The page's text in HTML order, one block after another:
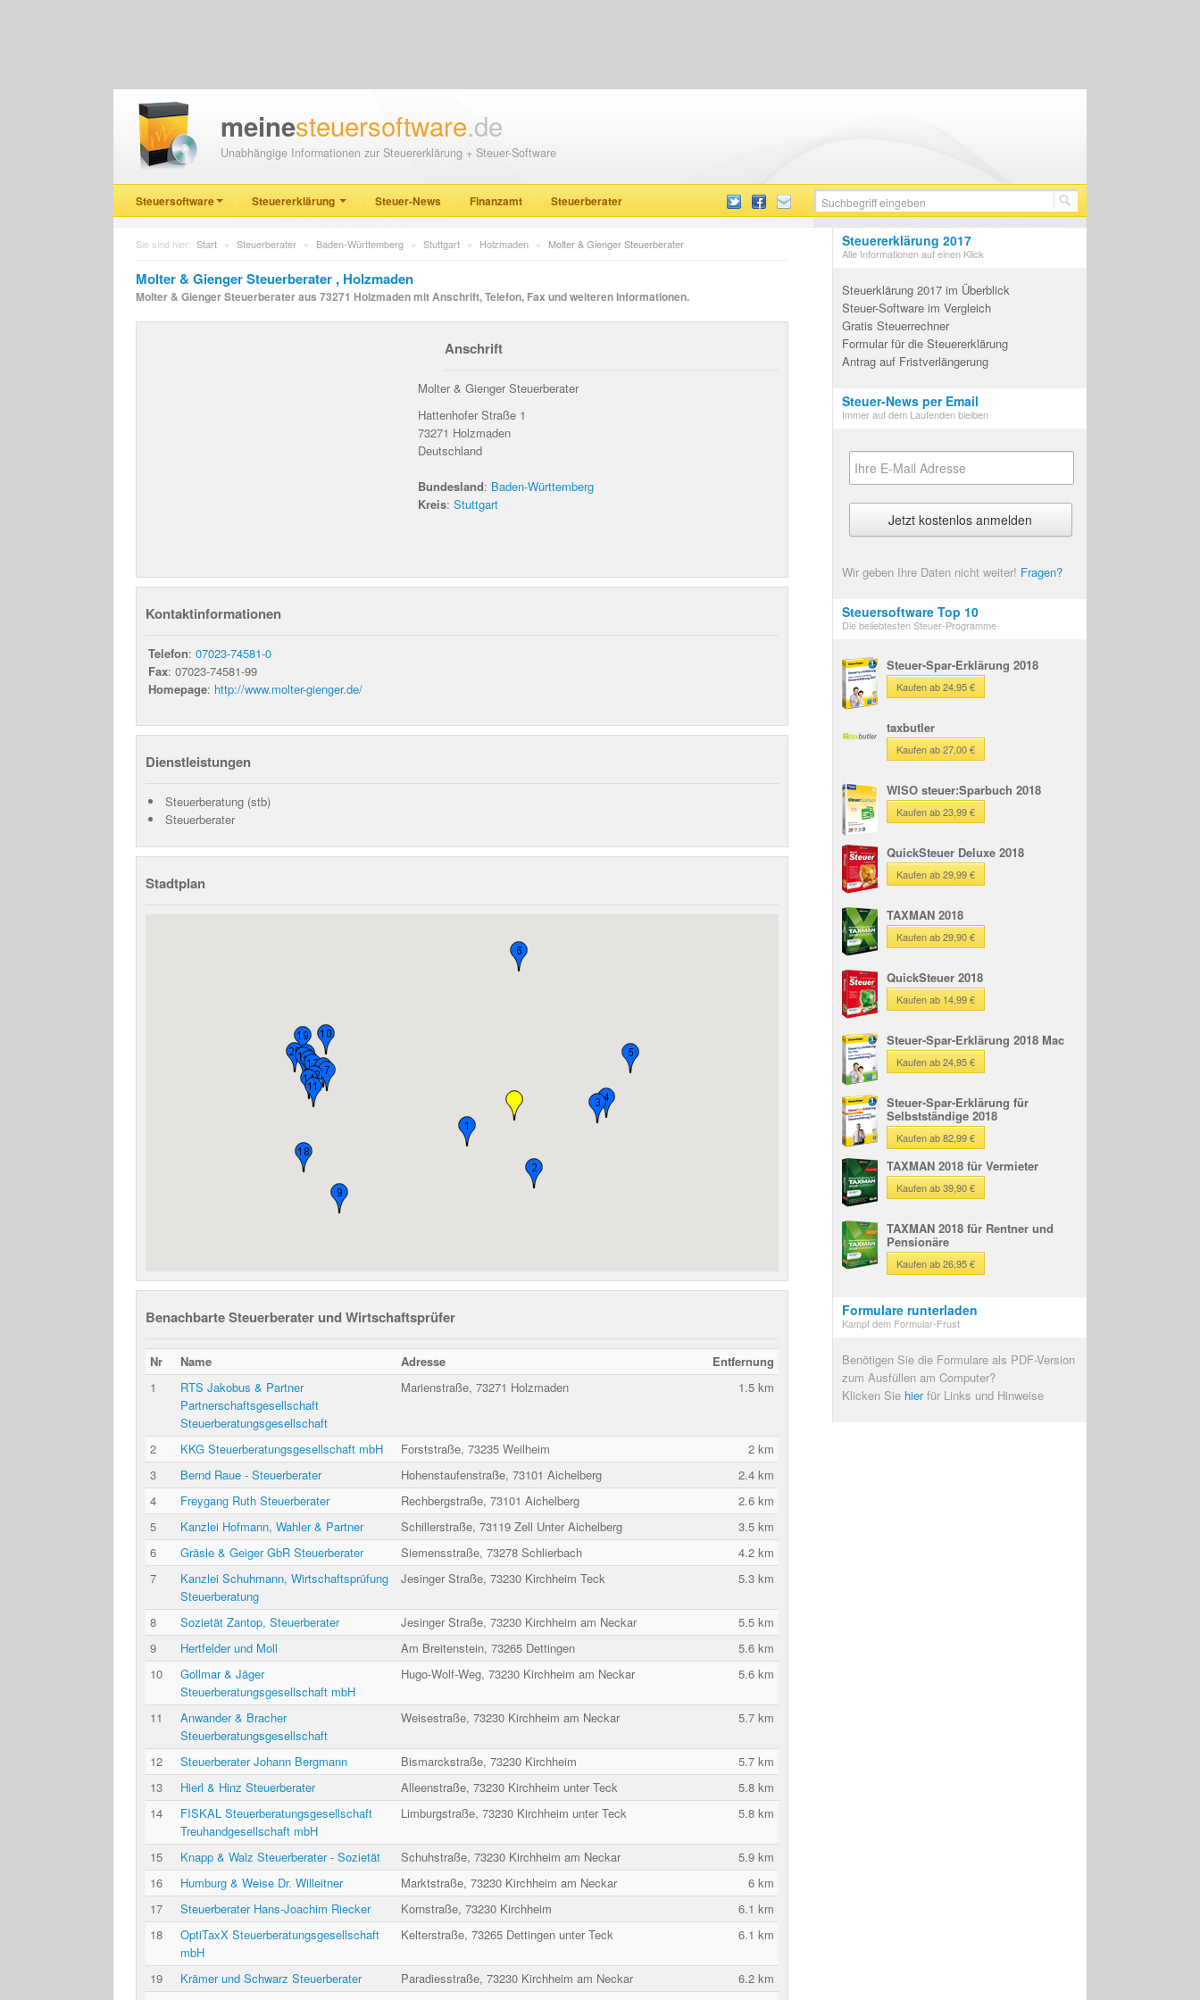
meinesteuersoftware.de
Unabhängige Informationen zur Steuererklärung + Steuer-Software
Steuersoftware Steuererklärung Steuer-News Finanzamt Steuerberater
Sie sind hier: Start » Steuerberater » Baden-Württemberg » Stuttgart » Holzmaden » Molter & Gienger Steuerberater
Molter & Gienger Steuerberater , Holzmaden
Molter & Gienger Steuerberater aus 73271 Holzmaden mit Anschrift, Telefon, Fax und weiteren Informationen.
Anschrift
Molter & Gienger Steuerberater
Hattenhofer Straße 1
73271 Holzmaden
Deutschland
Bundesland: Baden-Württemberg
Kreis: Stuttgart
Kontaktinformationen
Telefon: 07023-74581-0
Fax: 07023-74581-99
Homepage: http://www.molter-gienger.de/
Dienstleistungen
Steuerberatung (stb)
Steuerberater
Stadtplan
Benachbarte Steuerberater und Wirtschaftsprüfer
Nr Name Adresse
Entfernung
1
RTS Jakobus & Partner
Partnerschaftsgesellschaft
Steuerberatungsgesellschaft
Marienstraße, 73271 Holzmaden 1.5 km
2 KKG Steuerberatungsgesellschaft mbH Forststraße, 73235 Weilheim
2 km
3
Bernd Raue - Steuerberater Hohenstaufenstraße, 73101 Aichelberg
2.4 km
4
Freygang Ruth Steuerberater Rechbergstraße, 73101 Aichelberg
2.6 km
5
Kanzlei Hofmann, Wahler & Partner Schillerstraße, 73119 Zell Unter Aichelberg
3.5 km
6
Gräsle & Geiger GbR Steuerberater Siemensstraße, 73278 Schlierbach
4.2 km
7
Kanzlei Schuhmann, Wirtschaftsprüfung
Steuerberatung
Jesinger Straße, 73230 Kirchheim Teck 5.3 km
8 Sozietät Zantop, Steuerberater Jesinger Straße, 73230 Kirchheim am Neckar
5.5 km
9
Hertfelder und Moll Am Breitenstein, 73265 Dettingen
5.6 km
10
Gollmar & Jäger
Steuerberatungsgesellschaft mbH
Hugo-Wolf-Weg, 73230 Kirchheim am Neckar 5.6 km
11
Anwander & Bracher
Steuerberatungsgesellschaft
Weisestraße, 73230 Kirchheim am Neckar 5.7 km
12 Steuerberater Johann Bergmann Bismarckstraße, 73230 Kirchheim
5.7 km
13
Hierl & Hinz Steuerberater Alleenstraße, 73230 Kirchheim unter Teck
5.8 km
14
FISKAL Steuerberatungsgesellschaft
Treuhandgesellschaft mbH
Limburgstraße, 73230 Kirchheim unter Teck 5.8 km
15 Knapp & Walz Steuerberater - Sozietät Schuhstraße, 73230 Kirchheim am Neckar
5.9 km
16
Humburg & Weise Dr. Willeitner Marktstraße, 73230 Kirchheim am Neckar
6 km
17
Steuerberater Hans-Joachim Riecker Kornstraße, 73230 Kirchheim
6.1 km
18
OptiTaxX Steuerberatungsgesellschaft
mbH
Kelterstraße, 73265 Dettingen unter Teck 6.1 km
19 Krämer und Schwarz Steuerberater Paradiesstraße, 73230 Kirchheim am Neckar
6.2 km
Steuererklärung 2017
Alle Informationen auf einen Klick
Steuerklärung 2017 im Überblick
Steuer-Software im Vergleich
Gratis Steuerrechner
Formular für die Steuererklärung
Antrag auf Fristverlängerung
Steuer-News per Email
Immer auf dem Laufenden bleiben
Wir geben Ihre Daten nicht weiter! Fragen?
Steuersoftware Top 10
Die beliebtesten Steuer-Programme
Steuer-Spar-Erklärung 2018
Kaufen ab 24,95 €
taxbutler
Kaufen ab 27,00 €
WISO steuer:Sparbuch 2018
Kaufen ab 23,99 €
QuickSteuer Deluxe 2018
Kaufen ab 29,99 €
TAXMAN 2018
Kaufen ab 29,90 €
QuickSteuer 2018
Kaufen ab 14,99 €
Steuer-Spar-Erklärung 2018 Mac
Kaufen ab 24,95 €
Steuer-Spar-Erklärung für
Selbstständige 2018
Kaufen ab 82,99 €
TAXMAN 2018 für Vermieter
Kaufen ab 39,90 €
TAXMAN 2018 für Rentner und
Pensionäre
Kaufen ab 26,95 €
Formulare runterladen
Kampf dem Formular-Frust
Benötigen Sie die Formulare als PDF-Version
zum Ausfüllen am Computer?
Klicken Sie hierfür Links und Hinweise